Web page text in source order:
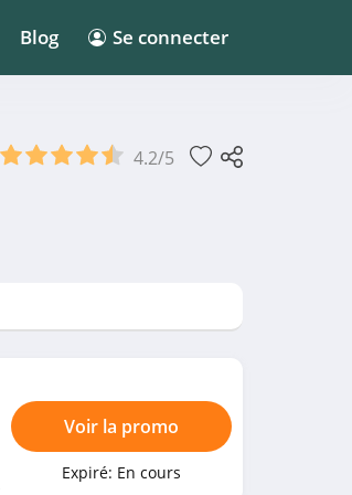
Blog Se connecter
4.2/5
Voir la promo
Expiré: En cours